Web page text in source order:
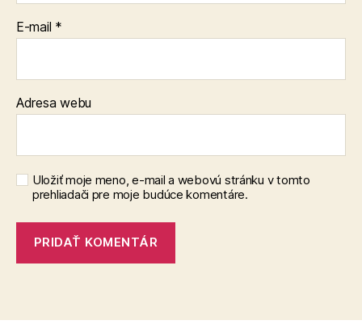
E-mail *
Adresa webu
Uložiť moje meno, e-mail a webovú stránku v tomto
prehliadači pre moje budúce komentáre.